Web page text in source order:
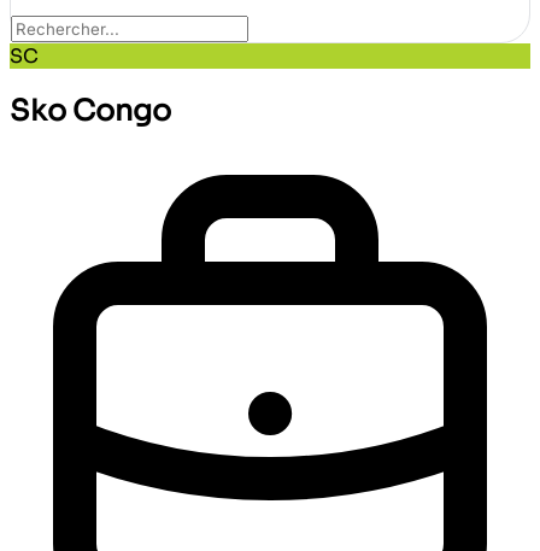
SC
Sko Congo